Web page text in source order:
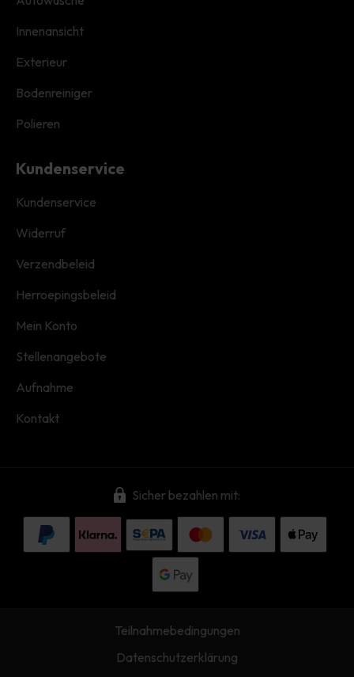
Innenansicht
Exterieur
Bodenreiniger
Polieren
Kundenservice
Kundenservice
Widerruf
Verzendbeleid
Herroepingsbeleid
Mein Konto
Stellenangebote
Aufnahme
Kontakt
Sicher bezahlen mit:
Teilnahmebedingungen
Datenschutzerklärung